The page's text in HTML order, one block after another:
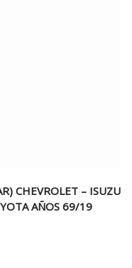
CHEVROLET – ISUZU
AÑOS 69/19